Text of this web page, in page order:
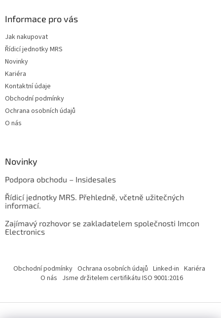
Informace pro vás
Jak nakupovat
Řídicí jednotky MRS
Novinky
Kariéra
Kontaktní údaje
Obchodní podmínky
Ochrana osobních údajů
O nás
Novinky
Podpora obchodu – Insidesales
Řídicí jednotky MRS. Přehledně, včetně užitečných
informací.
Zajímavý rozhovor se zakladatelem společnosti Imcon
Electronics
Obchodní podmínky Ochrana osobních údajů Linked-in Kariéra
O nás Jsme držitelem certifikátu ISO 9001:2016